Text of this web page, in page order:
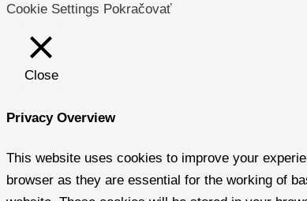
Cookie Settings Pokračovať
Close
Privacy Overview
This website uses cookies to improve your
browser as they are essential for the working of